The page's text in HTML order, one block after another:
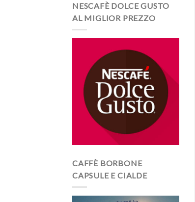
NESCAFÈ DOLCE GUSTO
AL MIGLIOR PREZZO
CAFFÈ BORBONE
CAPSULE E CIALDE